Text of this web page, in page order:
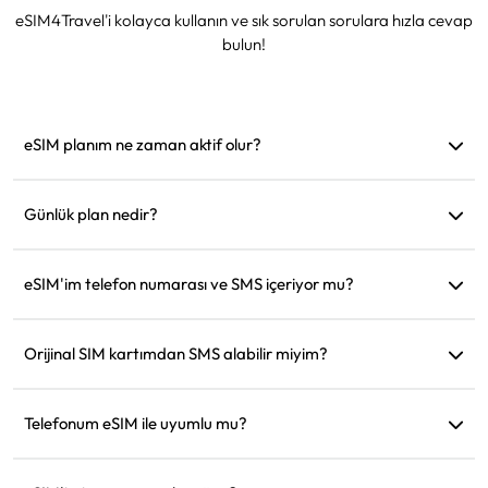
eSIM4Travel'i kolayca kullanın ve sık sorulan sorulara hızla cevap
bulun!
eSIM planım ne zaman aktif olur?
Hareket etmeden önce yüklemenizi öneririz.
Günlük plan nedir?
kadar geçerli olur. Günlük veri miktarını tükettiğinizde hız
eSIM'im telefon numarası ve SMS içeriyor mu?
uygulamaları iletişim için kullanabilirsiniz.
Orijinal SIM kartımdan SMS alabilir miyim?
almak için eSIM ve orijinal SIM kartınızı aynı anda
Telefonum eSIM ile uyumlu mu?